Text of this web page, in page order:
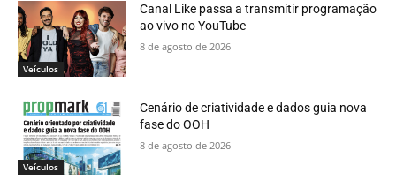
Veículos
Canal Like passa a transmitir programação
ao vivo no YouTube
8 de agosto de 2026
Veículos
Cenário de criatividade e dados guia nova
fase do OOH
8 de agosto de 2026